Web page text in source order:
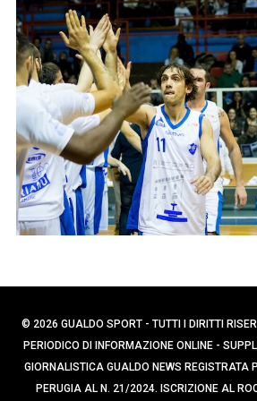
e
r
:
© 2026 GUALDO SPORT - TUTTI I DIRITTI
PERIODICO DI INFORMAZIONE ONLINE -
GIORNALISTICA GUALDO NEWS REGISTRATA
PERUGIA AL N. 21/2024. ISCRIZIONE AL
e
r
c
a
p
e
r
: